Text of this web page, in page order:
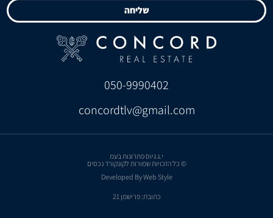
שליחה
050-9990402
concordtlv@gmail.com
י.ג גיוס פתרונות בעמ
© כל הזכויות שמורות לקונקורד נכסים
Developed By Web Style
כתובת: פרישמן 21